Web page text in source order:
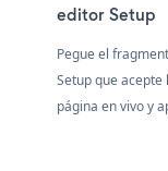
editor Setup
Pegue el
Setup que acepte
página en vivo y